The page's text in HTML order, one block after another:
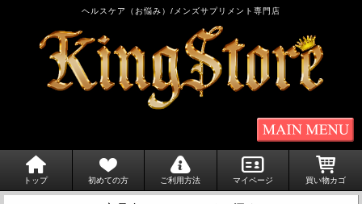
ヘルスケア（お悩み）/メンズサプリメント専門店
トップ 初めての方 ご利用方法 マイページ 買い物カゴ